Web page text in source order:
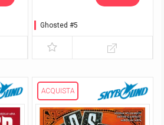
Ghosted #5
ACQUISTA